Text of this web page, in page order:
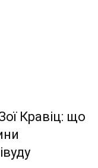
Кравіц: що